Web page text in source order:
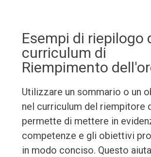
Esempi di riepilogo
curriculum di
Riempimento
Utilizzare un sommario o un
nel curriculum del riempitore
permette di mettere in
competenze e gli obiettivi
in modo conciso. Questo